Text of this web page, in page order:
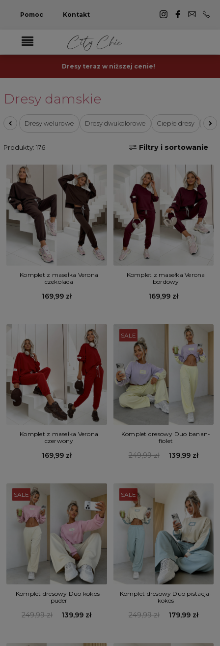
Pomoc Kontakt
Dresy teraz w niższej cenie!
Dresy damskie
Dresy welurowe Dresy dwukolorowe Ciepłe dresy
Produkty: 176 Filtry i sortowanie
Komplet z masełka Verona
czekolada
169,99 zł
Komplet z masełka Verona
bordowy
169,99 zł
Komplet z masełka Verona
czerwony
169,99 zł
SALE
Komplet dresowy Duo banan-
fiolet
249,99 zł 139,99 zł
SALE
Komplet dresowy Duo kokos-
puder
249,99 zł 139,99 zł
SALE
Komplet dresowy Duo pistacja-
kokos
249,99 zł 179,99 zł